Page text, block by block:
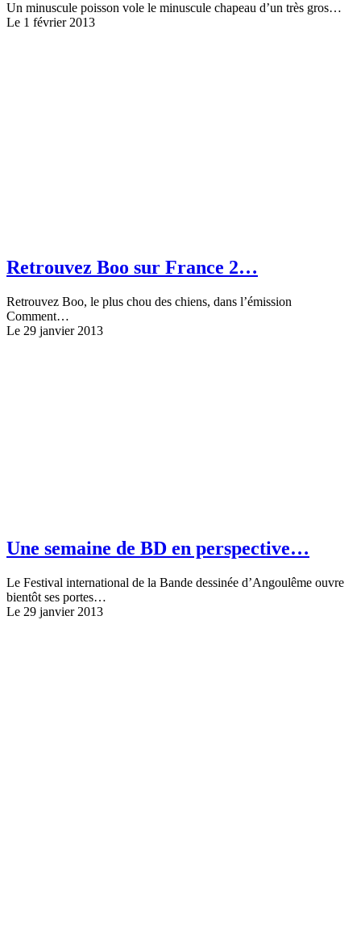
Un minuscule poisson vole le minuscule chapeau d’un très gros…
Le 1 février 2013
Retrouvez Boo sur France 2…
Retrouvez Boo, le plus chou des chiens, dans l’émission
Comment…
Le 29 janvier 2013
Une semaine de BD en perspective…
Le Festival international de la Bande dessinée d’Angoulême ouvre
bientôt ses portes…
Le 29 janvier 2013